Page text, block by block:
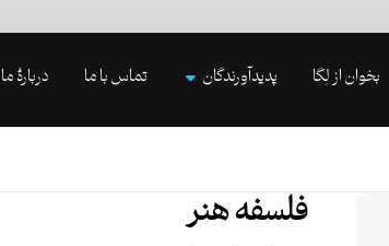
بخوان از لِگا پدیدآورندگان تماس با ما دربارۀ ما
فلسفه هنر